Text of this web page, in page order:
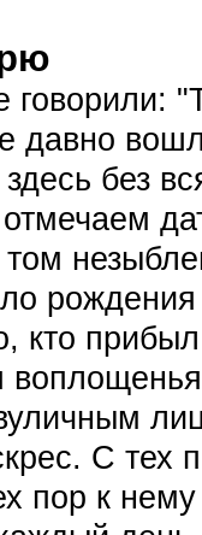
говорили:
давно
здесь без
кто
С тех
пор к